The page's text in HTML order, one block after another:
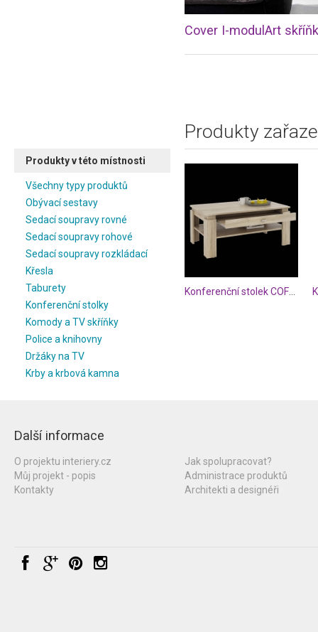
Produkty v této místnosti
Všechny typy produktů
Obývací sestavy
Sedací soupravy rovné
Sedací soupravy rohové
Sedací soupravy rozkládací
Křesla
Taburety
Konferenční stolky
Komody a TV skříňky
Police a knihovny
Držáky na TV
Krby a krbová kamna
Produkty
Další informace
O projektu interiery.cz
Můj projekt - popis
Kontakty
Jak spolupracovat?
Administrace produktů
Architekti a designéři